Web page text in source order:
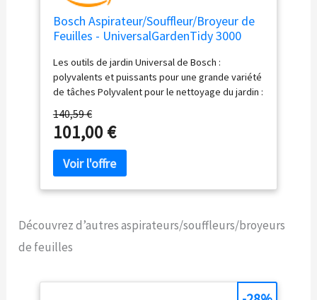
Bosch Aspirateur/Souffleur/Broyeur de
Feuilles - UniversalGardenTidy 3000
Les outils de jardin Universal de Bosch :
polyvalents et puissants pour une grande variété
de tâches Polyvalent pour le nettoyage du jardin :
de nettoyage 3 en 1 permettant à la fois
d’aspirer, de souffler et de broyer les feuilles et
déchets végétaux Grand confort acoustique : L’
aspirateur de feuilles affiche avec 99 dB(A) un
niveau sonore réduit de jusqu’à 75 %
Changement de mode en un seul geste :
sans outil, avec mécanisme de desserrage
rapide Livré avec : UniversalGardenTidy 3000,
bandoulière, emballage carton
140,59 €
101,00 €
Découvrez d’autres aspirateurs/souffleurs/broyeurs
de feuilles